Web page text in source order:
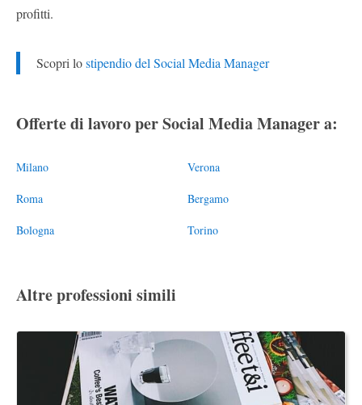
profitti.
Scopri lostipendio del Social Media Manager
Offerte di lavoro per Social Media Manager a:
Milano
Roma
Bologna
Verona
Bergamo
Torino
Altre professioni simili